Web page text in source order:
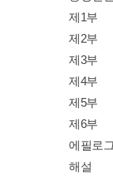
제1부
제2부
제3부
제4부
제5부
제6부
에필로
해설